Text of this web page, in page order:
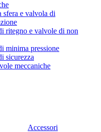
sfera e valvola di
ritegno e valvole di non
minima pressione
sicurezza
meccaniche
Accessori